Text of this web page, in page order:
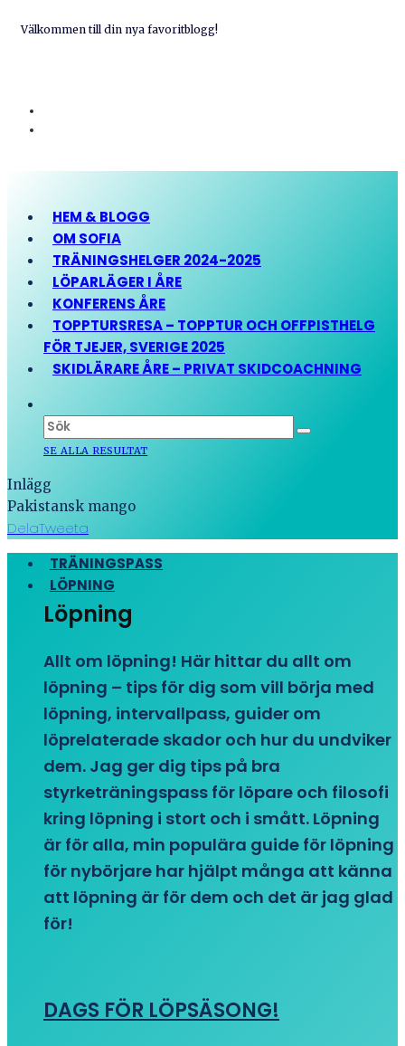
Välkommen till din nya favoritblogg!
HEM & BLOGG
OM SOFIA
TRÄNINGSHELGER 2024-2025
LÖPARLÄGER I ÅRE
KONFERENS ÅRE
TOPPTURSRESA – TOPPTUR OCH OFFPISTHELG
FÖR TJEJER, SVERIGE 2025
SKIDLÄRARE ÅRE – PRIVAT SKIDCOACHNING
SE ALLA RESULTAT
Inlägg
Pakistansk mango
DelaTweeta
TRÄNINGSPASS
LÖPNING
Löpning
Allt om löpning! Här hittar du allt om
löpning – tips för dig som vill börja med
löpning, intervallpass, guider om
löprelaterade skador och hur du undviker
dem. Jag ger dig tips på bra
styrketräningspass för löpare och filosofi
kring löpning i stort och i smått. Löpning
är för alla, min populära guide för löpning
för nybörjare har hjälpt många att känna
att löpning är för dem och det är jag glad
för!
DAGS FÖR LÖPSÄSONG!